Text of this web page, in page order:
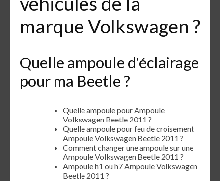
marque Volkswagen ?
Quelle ampoule d'éclairage
pour ma Beetle ?
Quelle ampoule pour Ampoule
Volkswagen Beetle 2011 ?
Quelle ampoule pour feu de croisement
Ampoule Volkswagen Beetle 2011 ?
Comment changer une ampoule sur une
Ampoule Volkswagen Beetle 2011 ?
Ampoule h1 ou h7 Ampoule Volkswagen
Beetle 2011 ?